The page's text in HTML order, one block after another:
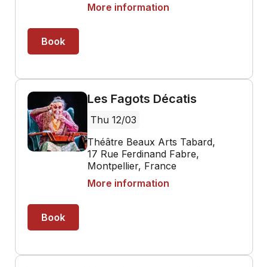
More information
Book
Les Fagots Décatis
Thu 12/03
Théâtre Beaux Arts Tabard,
17 Rue Ferdinand Fabre,
Montpellier, France
More information
Book